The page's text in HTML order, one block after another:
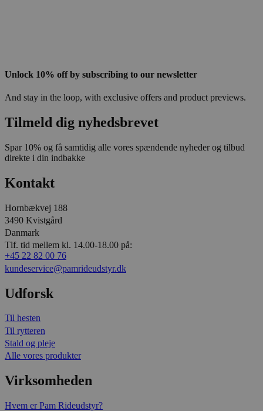
Unlock 10% off by subscribing to our newsletter
And stay in the loop, with exclusive offers and product previews.
Tilmeld dig nyhedsbrevet
Spar 10% og få samtidig alle vores spændende nyheder og tilbud
direkte i din indbakke
Kontakt
Hornbækvej 188
3490 Kvistgård
Danmark
Tlf. tid mellem kl. 14.00-18.00 på:
+45 22 82 00 76
kundeservice@pamrideudstyr.dk
Udforsk
Til hesten
Til rytteren
Stald og pleje
Alle vores produkter
Virksomheden
Hvem er Pam Rideudstyr?